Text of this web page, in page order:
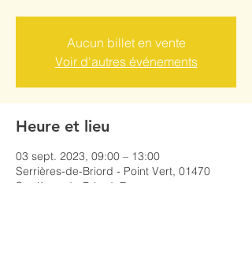
Aucun billet en vente
Voir d'autres événements
Heure et lieu
03 sept. 2023, 09:00 – 13:00
Serrières-de-Briord - Point Vert, 01470
Serrières-de-Briord, France